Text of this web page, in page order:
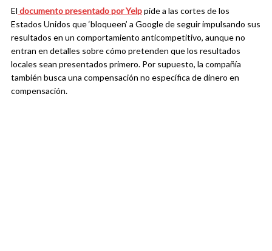
El documento presentado por Yelppide a las cortes de los
Estados Unidos que ‘bloqueen’ a Google de seguir impulsando sus
resultados en un comportamiento anticompetitivo, aunque no
entran en detalles sobre cómo pretenden que los resultados
locales sean presentados primero. Por supuesto, la compañía
también busca una compensación no específica de dinero en
compensación.